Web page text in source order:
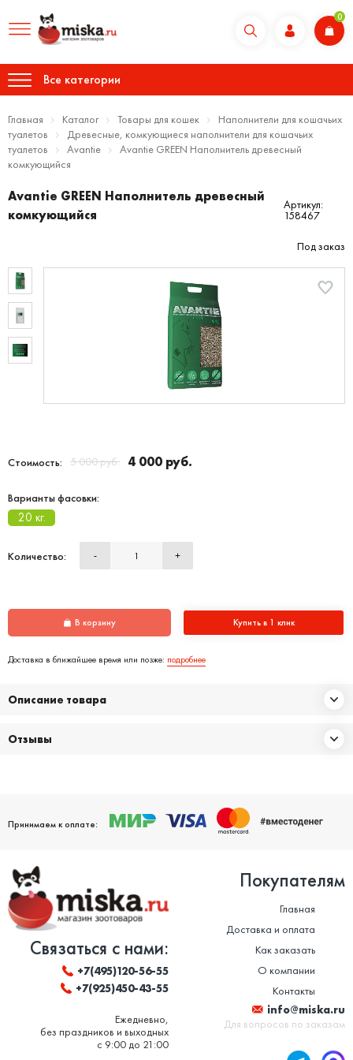
0
Все категории
Главная Каталог Товары для кошек
Наполнители для кошачьих
туалетов
Древесные, комкующиеся наполнители для кошачьих
туалетов
Avantie
Avantie GREEN Наполнитель древесный
комкующийся
Avantie GREEN Наполнитель древесный
комкующийся
Артикул:
158467
Под заказ
Стоимость: 5 000 руб. 4 000 руб.
Варианты фасовки:
20 кг.
Количество: - +
В корзину Купить в 1 клик
Доставка в ближайшее время или позже: подробнее
Описание товара
Отзывы
Принимаем к оплате:
Связаться с нами:
+7(495)120-56-55
+7(925)450-43-55
Ежедневно,
без праздников и выходных
с 9:00 до 21:00
Покупателям
Главная
Доставка и оплата
Как заказать
О компании
Контакты
info@miska.ru
Для вопросов по заказам